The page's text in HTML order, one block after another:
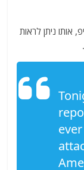
אותו ניתן לראות